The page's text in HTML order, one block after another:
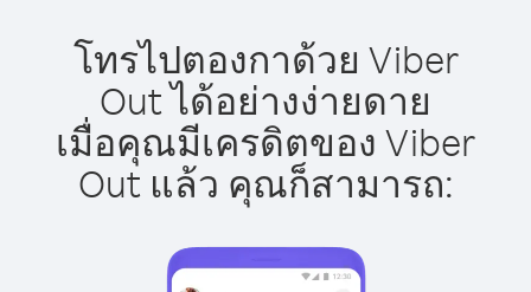
โทรไปตองกาด้วย Viber
Out ได้อย่างง่ายดาย
เมื่อคุณมีเครดิตของ Viber
Out แล้ว คุณก็สามารถ: